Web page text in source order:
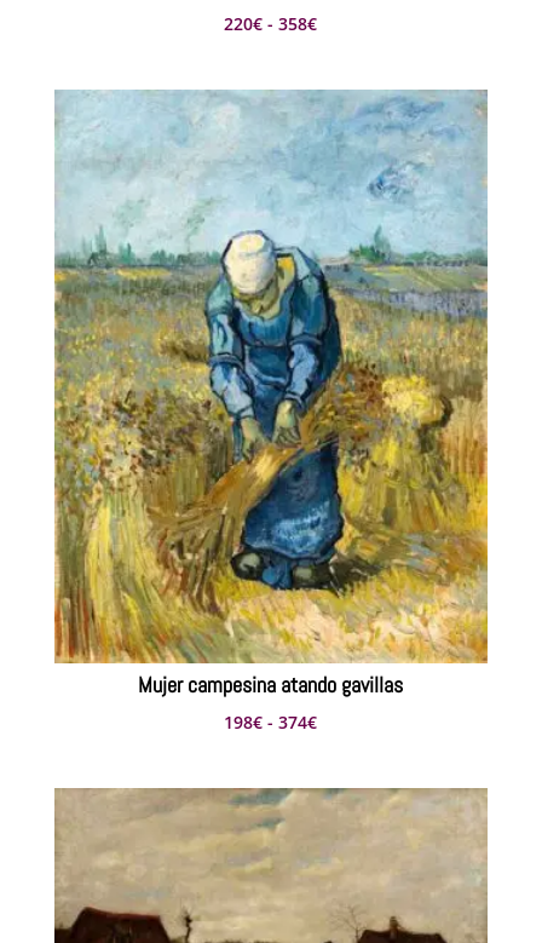
220€ - 358€Rango
precios:
desde
220€
Mujer campesina atando gavillas
198€ - 374€Rango
precios:
198€
hasta
374€